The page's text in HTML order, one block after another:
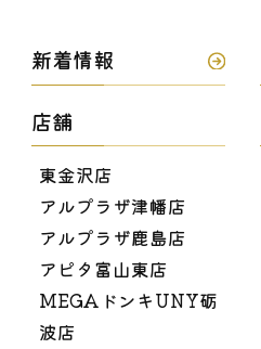
新着情報
店舗
東金沢店
アルプラザ津幡店
アルプラザ鹿島店
アピタ富山東店
MEGAドンキUNY砺
波店